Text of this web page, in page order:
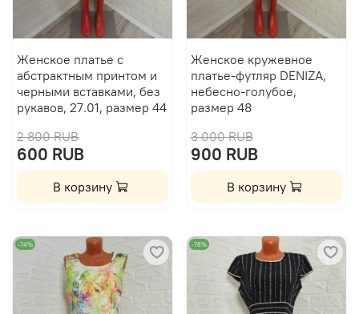
Женское платье с
абстрактным принтом и
черными вставками, без
рукавов, 27.01, размер 44
2 800 RUB
600 RUB
В корзину
Женское кружевное
платье-футляр DENIZA,
небесно-голубое,
размер 48
3 000 RUB
900 RUB
В корзину
-74% -78%